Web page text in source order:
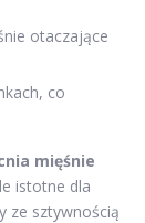
otaczające
co
mięśnie
istotne dla
ze sztywnością